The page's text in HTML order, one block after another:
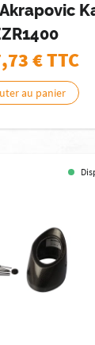
€ TTC
au panier